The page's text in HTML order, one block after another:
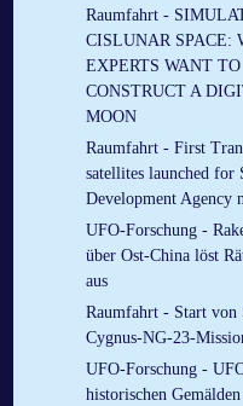
Raumfahrt -
CISLUNAR SPACE:
EXPERTS WANT TO
CONSTRUCT A
MOON
Raumfahrt - First
satellites launched for
Development Agency
UFO-Forschung -
über Ost-China löst
aus
Raumfahrt - Start von
Cygnus-NG-23-
UFO-Forschung -
historischen